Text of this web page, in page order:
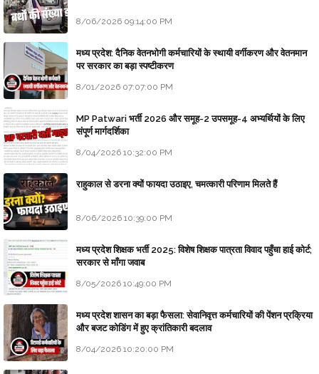
8/06/2026 09:14:00 PM
मध्य प्रदेश: दैनिक वेतनभोगी कर्मचारियों के स्थायी वर्गीकरण और वेतनमान
पर सरकार का बड़ा स्पष्टीकरण
8/01/2026 07:07:00 PM
MP Patwari भर्ती 2026 और समूह-2 उपसमूह-4 अभ्यर्थियों के लिए
संपूर्ण मार्गदर्शिका
8/04/2026 10:32:00 PM
राहुकाल से डरना क्यों फायदा उठाइए, चमत्कारी परिणाम मिलते हैं
8/06/2026 10:39:00 PM
मध्य प्रदेश शिक्षक भर्ती 2025: विशेष शिक्षक पात्रता विवाद पहुँचा हाई कोर्ट;
सरकार से माँगा जवाब
8/05/2026 10:49:00 PM
मध्य प्रदेश शासन का बड़ा फैसला: सेवानिवृत्त कर्मचारियों की पेंशन प्रक्रिया
और बजट कोडिंग में हुए क्रांतिकारी बदलाव
8/04/2026 10:20:00 PM